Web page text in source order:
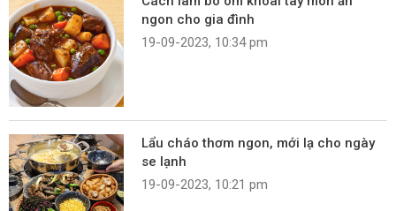
ngon cho gia đình
19-09-2023, 10:34 pm
Lẩu cháo thơm ngon, mới lạ cho ngày
se lạnh
19-09-2023, 10:21 pm